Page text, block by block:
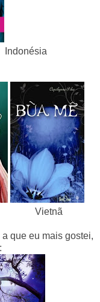
Vietnã
que eu mais gostei,